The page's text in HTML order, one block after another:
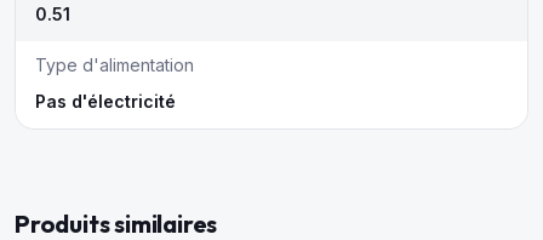
0.51
Type d'alimentation
Pas d'électricité
Produits similaires